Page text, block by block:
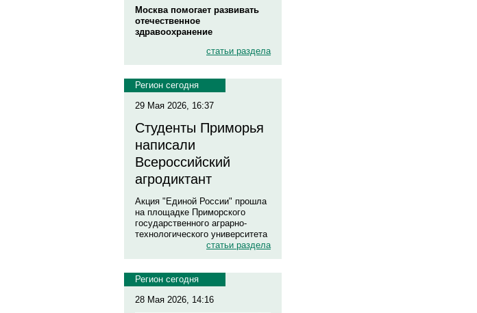
Москва помогает развивать
отечественное
здравоохранение
статьи раздела
Регион сегодня
29 Мая 2026, 16:37
Студенты Приморья
написали
Всероссийский
агродиктант
Акция "Единой России" прошла
на площадке Приморского
государственного аграрно-
технологического университета
статьи раздела
Регион сегодня
28 Мая 2026, 14:16